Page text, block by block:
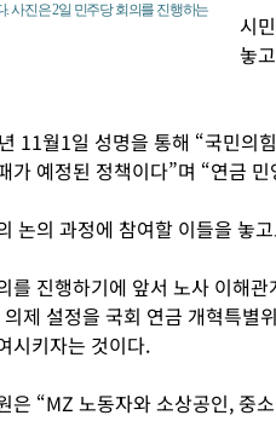
사진은 2일 민주당 회의를 진행하는
시
놓
11월1일 성명을 통해 “국민의
가 예정된 정책이다”며 “연금
논의 과정에 참여할 이들을 놓
를 진행하기에 앞서 노사 이해
제 설정을 국회 연금 개혁특별
시키자는 것이다.
은 “MZ 노동자와 소상공인, 중